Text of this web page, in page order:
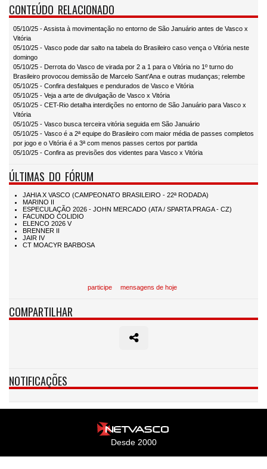
CONTEÚDO RELACIONADO
05/10/25 - Assista à movimentação no entorno de São Januário antes de Vasco x
Vitória
05/10/25 - Vasco pode dar salto na tabela do Brasileiro caso vença o Vitória neste
domingo
05/10/25 - Derrota do Vasco de virada por 2 a 1 para o Vitória no 1º turno do
Brasileiro provocou demissão de Marcelo Sant'Ana e outras mudanças; relembe
05/10/25 - Confira desfalques e pendurados de Vasco e Vitória
05/10/25 - Veja a arte de divulgação de Vasco x Vitória
05/10/25 - CET-Rio detalha interdições no entorno de São Januário para Vasco x
Vitória
05/10/25 - Vasco busca terceira vitória seguida em São Januário
05/10/25 - Vasco é a 2ª equipe do Brasileiro com maior média de passes completos
por jogo e o Vitória é a 3ª com menos passes certos por partida
05/10/25 - Confira as previsões dos videntes para Vasco x Vitória
ÚLTIMAS DO FÓRUM
participe mensagens de hoje
COMPARTILHAR
NOTIFICAÇÕES
Desde 2000